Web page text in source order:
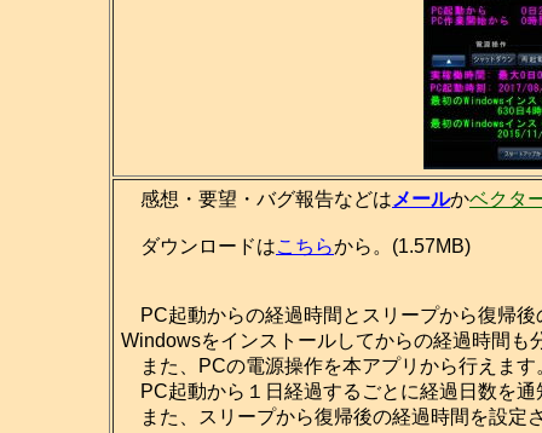
感想・要望・バグ報告などは メールかベクタ
ダウンロードはこちらから。(1.57MB)
PC起動からの経過時間とスリープから復帰
Windowsをインストールしてからの経過時間も
また、PCの電源操作を本アプリから行えます
PC起動から１日経過するごとに経過日数を通
また、スリープから復帰後の経過時間を設定